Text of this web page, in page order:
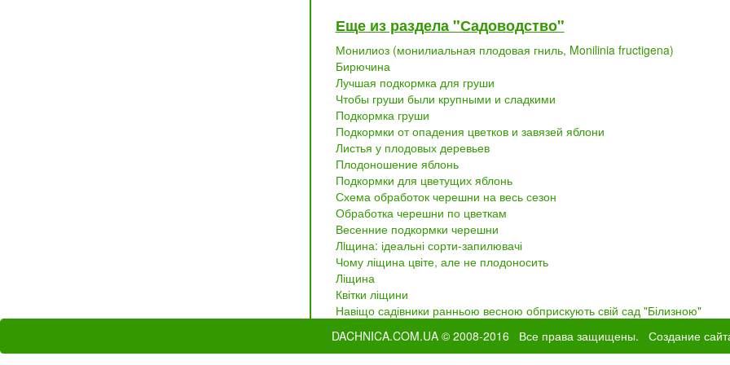
Еще из раздела "Садоводство"
Монилиоз (монилиальная плодовая гниль, Monilinia fructigena)
Бирючина
Лучшая подкормка для груши
Чтобы груши были крупными и сладкими
Подкормка груши
Подкормки от опадения цветков и завязей яблони
Листья у плодовых деревьев
Плодоношение яблонь
Подкормки для цветущих яблонь
Схема обработок черешни на весь сезон
Обработка черешни по цветкам
Весенние подкормки черешни
Лiщина: ідеальні сорти-запилювачі
Чому ліщина цвіте, але не плодоносить
Ліщина
Квітки ліщини
Навіщо садівники ранньою весною обприскують свій сад "Білизною"
DACHNICA.COM.UA © 2008-2016 Все права защищены. Создание